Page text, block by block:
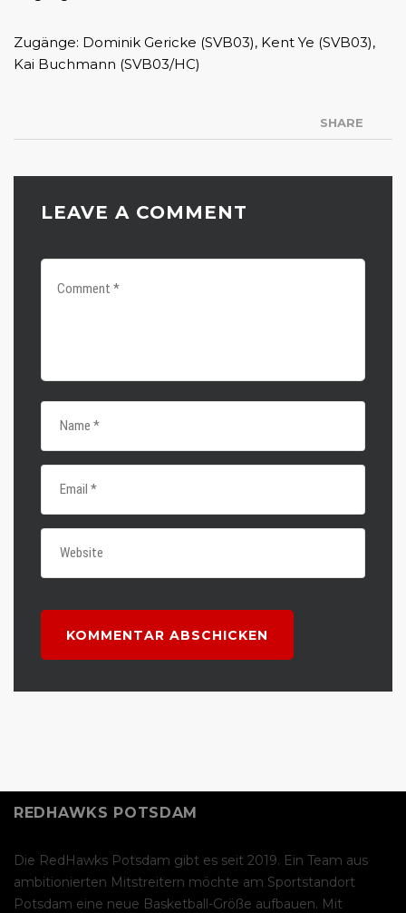
Zugänge: Dominik Gericke (SVB03), Kent Ye (SVB03),
Kai Buchmann (SVB03/HC)
SHARE
LEAVE A COMMENT
REDHAWKS POTSDAM
Die RedHawks Potsdam gibt es seit 2019. Ein Team aus
ambitionierten Mitstreitern möchte am Sportstandort
Potsdam eine neue Basketball-Größe aufbauen. Mit